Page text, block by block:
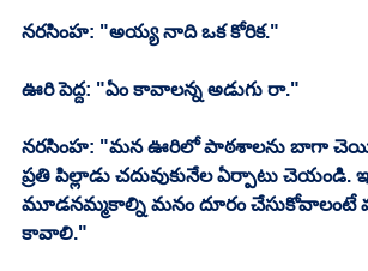
నరసింహ: "అయ్య నాది ఒక కోరిక."
ఊరి పెద్ద: "ఏం కావాలన్న అడుగు రా."
నరసింహ: "మన ఊరిలో పాఠశాలను బాగా
ప్రతి పిల్లాడు చదువుకునేల ఏర్పాటు చెయండి.
మూడనమ్మకాల్ని మనం దూరం చేసుకోవాలంటే
కావాలి."